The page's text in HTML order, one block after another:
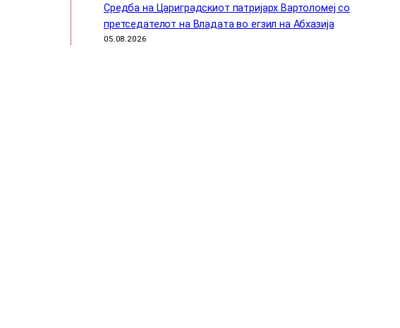
Средба на Цариградскиот патријарх Вартоломеј со
претседателот на Владата во егзил на Абхазија
05.08.2026